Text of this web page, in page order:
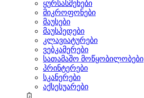
ყურსასმენები
მიკროფონები
მაუსები
მაუსპედები
კლავიატურები
ვებკამერები
სათამაშო მოწყობილობები
პრინტერები
სკანერები
აქსესუარები